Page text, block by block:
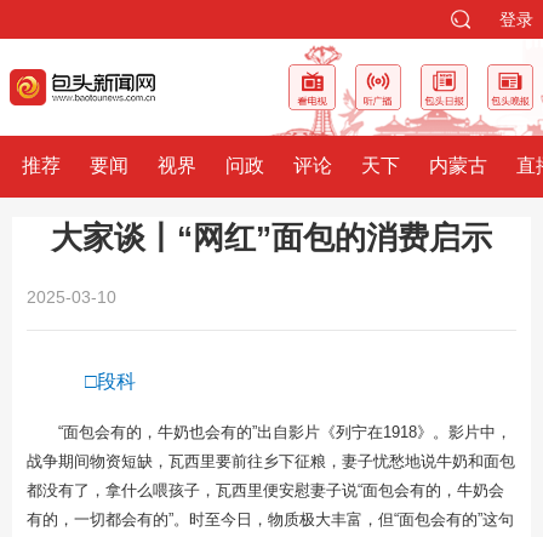
登录
推荐 要闻 视界 问政 评论 天下 内蒙古 直
大家谈丨“网红”面包的消费启示
2025-03-10
□段科
“面包会有的，牛奶也会有的”出自影片《列宁在1918》。影片中，
战争期间物资短缺，瓦西里要前往乡下征粮，妻子忧愁地说牛奶和面包
都没有了，拿什么喂孩子，瓦西里便安慰妻子说“面包会有的，牛奶会
有的，一切都会有的”。时至今日，物质极大丰富，但“面包会有的”这句